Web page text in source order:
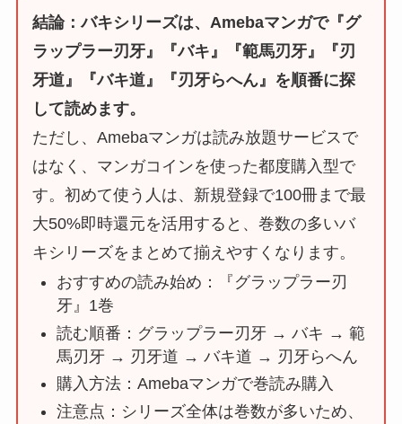
結論：バキシリーズは、Amebaマンガで『グ
ラップラー刃牙』『バキ』『範馬刃牙』『刃
牙道』『バキ道』『刃牙らへん』を順番に探
して読めます。
ただし、Amebaマンガは読み放題サービスで
はなく、マンガコインを使った都度購入型で
す。初めて使う人は、新規登録で100冊まで最
大50%即時還元を活用すると、巻数の多いバ
キシリーズをまとめて揃えやすくなります。
おすすめの読み始め：『グラップラー刃
牙』1巻
読む順番：グラップラー刃牙 → バキ → 範
馬刃牙 → 刃牙道 → バキ道 → 刃牙らへん
購入方法：Amebaマンガで巻読み購入
注意点：シリーズ全体は巻数が多いため、